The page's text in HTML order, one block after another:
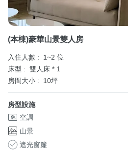
(本棟)豪華山景雙人房
入住人數 :
1~2 位
床型 : 雙人床 * 1
房間大小 :
10坪
房型設施
空調
山景
遮光窗簾